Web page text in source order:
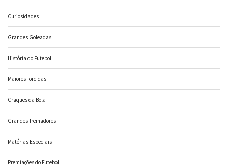
Curiosidades
Grandes Goleadas
História do Futebol
Maiores Torcidas
Craques da Bola
Grandes Treinadores
Matérias Especiais
Premiações do Futebol